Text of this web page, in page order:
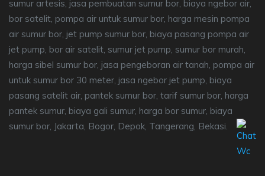
sumur artesis, jasa pembuatan sumur bor, biaya ngebor air,
bor satelit, pompa air untuk sumur bor, harga mesin pompa
air sumur bor, jet pump sumur bor, biaya pasang pompa air
jet pump, bor air satelit, sumur jet pump, sumur bor murah,
harga sibel sumur bor, jasa pengeboran air tanah, pompa air
untuk sumur bor 30 meter, jasa ngebor jet pump, biaya
pasang satelit air, pantek sumur bor, tarif sumur bor, harga
pantek sumur, biaya gali sumur, harga bor sumur, biaya
sumur bor, Jakarta, Bogor, Depok, Tangerang, Bekasi.